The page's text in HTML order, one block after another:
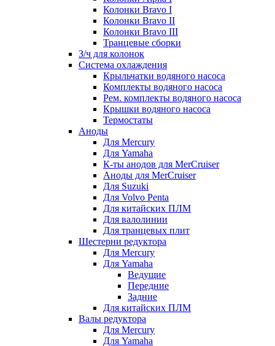
Колонки Bravo I
Колонки Bravo II
Колонки Bravo III
Транцевые сборки
З/ч для колонок
Система охлаждения
Крыльчатки водяного насоса
Комплекты водяного насоса
Рем. комплекты водяного насоса
Крышки водяного насоса
Термостаты
Аноды
Для Mercury
Для Yamaha
К-ты анодов для MerCruiser
Аноды для MerCruiser
Для Suzuki
Для Volvo Penta
Для китайских ПЛМ
Для валолинии
Для транцевых плит
Шестерни редуктора
Для Mercury
Для Yamaha
Ведущие
Передние
Задние
Для китайских ПЛМ
Валы редуктора
Для Mercury
Для Yamaha